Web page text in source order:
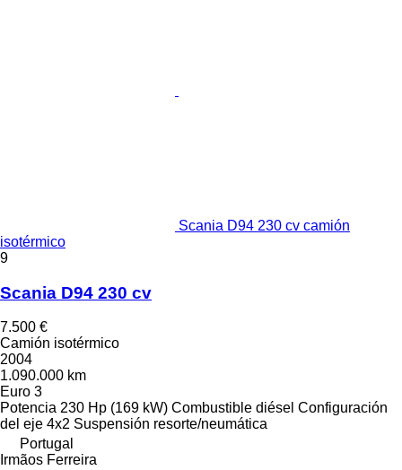
Scania D94 230 cv camión
isotérmico
9
Scania D94 230 cv
7.500 €
Camión isotérmico
2004
1.090.000 km
Euro 3
Potencia 230 Hp (169 kW) Combustible diésel Configuración
del eje 4x2 Suspensión resorte/neumática
Portugal
Irmãos Ferreira